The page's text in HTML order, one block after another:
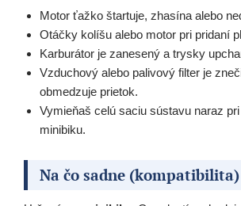
Motor ťažko štartuje, zhasína alebo
Otáčky kolíšu alebo motor pri pridaní
Karburátor je zanesený a trysky
Vzduchový alebo palivový filter je
obmedzuje prietok.
Vymieňaš celú saciu sústavu naraz
minibiku.
Na čo sadne (kompatibilita)